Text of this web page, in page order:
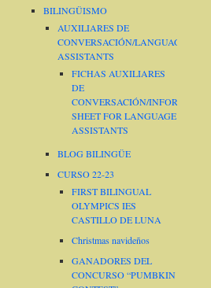
BILINGÜISMO
AUXILIARES DE
CONVERSACIÓN/LANGUAGE
ASSISTANTS
FICHAS AUXILIARES
DE
CONVERSACIÓN/INFORMATION
SHEET FOR LANGUAGE
ASSISTANTS
BLOG BILINGÜE
CURSO 22-23
FIRST BILINGUAL
OLYMPICS IES
CASTILLO DE LUNA
Christmas navideños
GANADORES DEL
CONCURSO “PUMBKIN